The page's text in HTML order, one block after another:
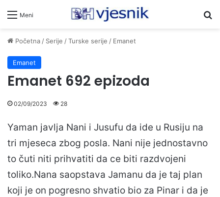
Meni
Početna/ Serije /Turske serije / Emanet
Emanet
Emanet 692 epizoda
02/09/2023 28
Yaman javlja Nani i Jusufu da ide u Rusiju na
tri mjeseca zbog posla. Nani nije jednostavno
to čuti niti prihvatiti da ce biti razdvojeni
toliko.Nana saopstava Jamanu da je taj plan
koji je on pogresno shvatio bio za Pinar i da je